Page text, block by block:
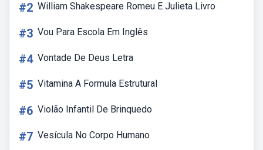
#2 William Shakespeare Romeu E Julieta Livro
#3 Vou Para Escola Em Inglês
#4 Vontade De Deus Letra
#5 Vitamina A Formula Estrutural
#6 Violão Infantil De Brinquedo
#7 Vesícula No Corpo Humano